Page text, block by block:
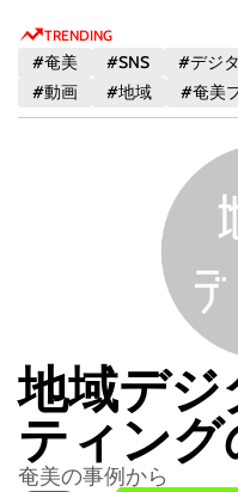
TRENDING
#奄美 #SNS #デジ
#動画
#地域 #奄美
地域デジ
ティン
奄美の事例から